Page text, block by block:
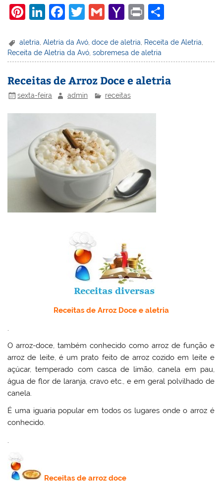
Pi
er
e
st
Li
k
e
dI
n
F
c
e
b
o
k
T
itt
er
G
ai
l
Y
h
o
o
M
Pr
t
ar
e
aletria ,Aletria da Avó ,doce de aletria Receita de Aletria
Receita de Aletria da Avó,sobremesa de aletria
Receitas de Arroz Doce e aletria
sexta-feira admin receitas
Receitas de Arroz Doce e aletria
O arroz-doce, também conhecido como arroz de função e
arroz de leite, é um prato feito de arroz cozido em leite e
açúcar, temperado com casca de limão, canela em pau,
água de flor de laranja, cravo etc., e em geral polvilhado de
canela.
É uma iguaria popular em todos os lugares onde o arroz é
conhecido.
.
Receitas dearroz doce